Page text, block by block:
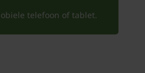
telefoon of tablet.